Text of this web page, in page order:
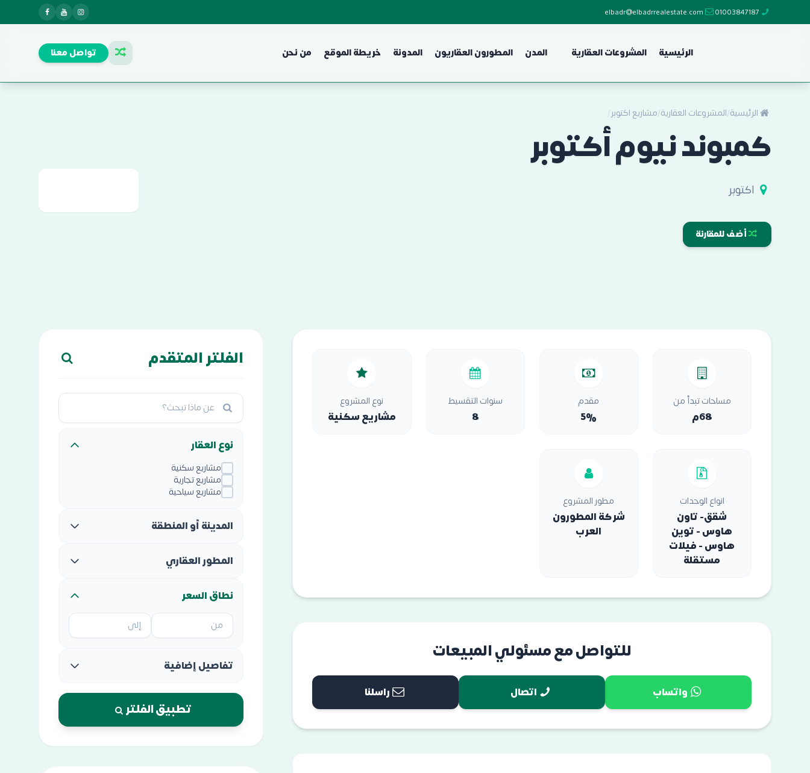
01003847187
elbadr@elbadrrealestate.com
الرئيسية المشروعات العقارية المدن المطورون العقاريون المدونة خريطة الموقع من نحن تواصل معنا
الرئيسية/المشروعات العقارية/مشاريع اكتوبر/
كمبوند نيوم أكتوبر
اكتوبر
أضف للمقارنة
مساحات تبدأ من
68م
مقدم
5%
سنوات التقسيط
8
نوع المشروع
مشاريع سكنية
انواع الوحدات
شقق- تاون
هاوس - توين
هاوس - فيلات
مستقلة
مطور المشروع
شركة المطورون
العرب
للتواصل مع مسئولي المبيعات
واتساب اتصال راسلنا
الفلتر المتقدم
نوع العقار
مشاريع سكنية
مشاريع تجارية
مشاريع سياحية
المدينة أو المنطقة
المطور العقاري
نطاق السعر
تفاصيل إضافية
تطبيق الفلتر